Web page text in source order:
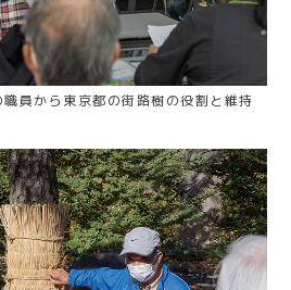
員から東京都の街路樹の役割と維持